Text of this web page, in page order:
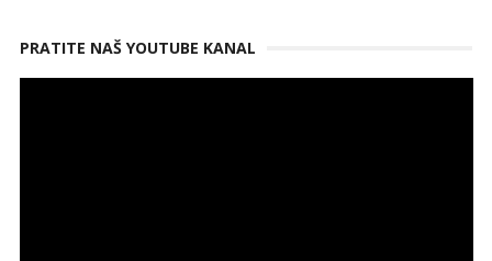
PRATITE NAŠ YOUTUBE KANAL